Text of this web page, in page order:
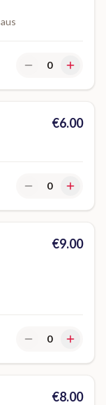
0
€6.00
0
€9.00
0
€8.00